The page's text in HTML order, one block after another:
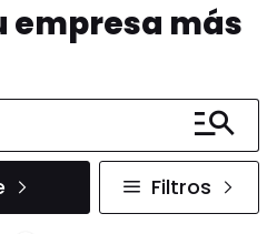
empresa más
Filtros